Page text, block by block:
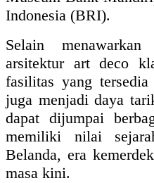
Indonesia (BRI).
Selain
arsitektur art deco
fasilitas yang
juga menjadi daya
dapat dijumpai
memiliki nilai
Belanda, era
masa kini.